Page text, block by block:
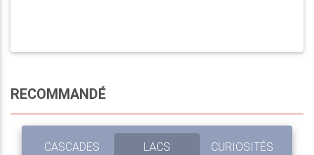
RECOMMANDÉ
CASCADES LACS CURIOSITÉS